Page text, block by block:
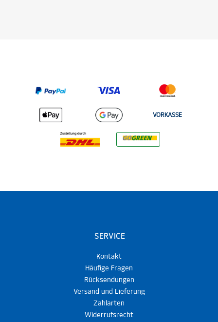
VORKASSE
SERVICE
Kontakt
Häufige Fragen
Rücksendungen
Versand und Lieferung
Zahlarten
Widerrufsrecht